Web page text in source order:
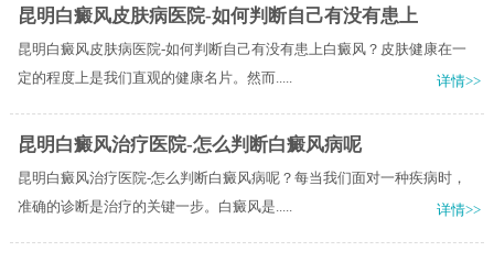
昆明白癜风皮肤病医院-如何判断自己有没有患上
昆明白癜风皮肤病医院-如何判断自己有没有患上白癜风？皮肤健康在一
定的程度上是我们直观的健康名片。然而.....
详情>>
昆明白癜风治疗医院-怎么判断白癜风病呢
昆明白癜风治疗医院-怎么判断白癜风病呢？每当我们面对一种疾病时，
准确的诊断是治疗的关键一步。白癜风是.....
详情>>